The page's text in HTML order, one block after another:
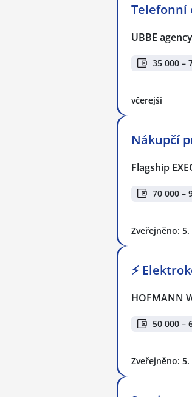
Telefonní
UBBE
35 000 –
včerejší
Nákupčí
Flagship
70 000 –
Zveřejněno:
⚡
HOFMANN
50 000 –
Zveřejněno: